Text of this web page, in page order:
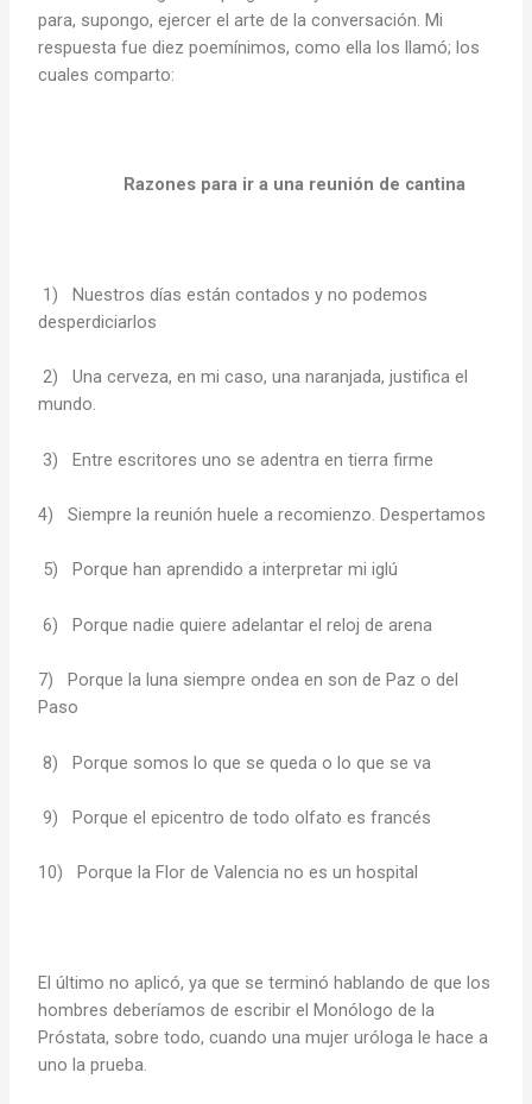
para, supongo, ejercer el arte de la conversación. Mi
respuesta fue diez poemínimos, como ella los llamó; los
cuales comparto:
Razones para ir a una reunión de cantina
1) Nuestros días están contados y no podemos
desperdiciarlos
2) Una cerveza, en mi caso, una naranjada, justifica el
mundo.
3) Entre escritores uno se adentra en tierra firme
4) Siempre la reunión huele a recomienzo. Despertamos
5) Porque han aprendido a interpretar mi iglú
6) Porque nadie quiere adelantar el reloj de arena
7) Porque la luna siempre ondea en son de Paz o del
Paso
8) Porque somos lo que se queda o lo que se va
9) Porque el epicentro de todo olfato es francés
10) Porque la Flor de Valencia no es un hospital
El último no aplicó, ya que se terminó hablando de que los
hombres deberíamos de escribir el Monólogo de la
Próstata, sobre todo, cuando una mujer uróloga le hace a
uno la prueba.